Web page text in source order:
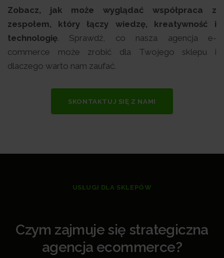
Zobacz, jak może wyglądać współpraca z
zespołem, który łączy wiedzę, kreatywność i
technologię. Sprawdź, co nasza agencja e-
commerce może zrobić dla Twojego sklepu i
dlaczego warto nam zaufać.
SKONTAKTUJ SIĘ Z NAMI
USŁUGI DLA SKLEPÓW
Czym zajmuje się strategiczna
agencja ecommerce?